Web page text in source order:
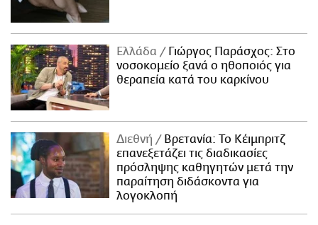
Ελλάδα
Γιώργος Παράσχος: Στο
νοσοκομείο ξανά ο ηθοποιός για
θεραπεία κατά του καρκίνου
Διεθνή
Βρετανία: Το Κέιμπριτζ
επανεξετάζει τις διαδικασίες
πρόσληψης καθηγητών μετά την
παραίτηση διδάσκοντα για
λογοκλοπή